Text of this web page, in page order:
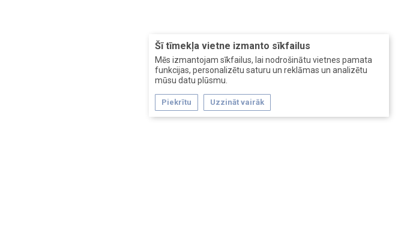
Šī tīmekļa vietne izmanto sīkfailus
Mēs izmantojam sīkfailus, lai nodrošinātu vietnes pamata
funkcijas, personalizētu saturu un reklāmas un analizētu
mūsu datu plūsmu.
Piekrītu Uzzināt vairāk